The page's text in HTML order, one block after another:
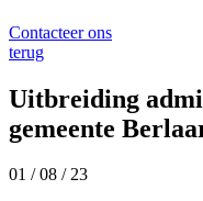
Contacteer ons
terug
Uitbreiding
gemeente
01 / 08 / 23